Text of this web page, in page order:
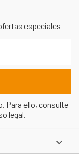
especiales
Para ello, consulte
legal.
